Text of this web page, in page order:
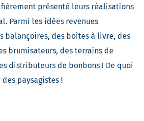
fièrement présenté leurs réalisations
Parmi les idées revenues
balançoires, des boîtes à livre, des
brumisateurs, des terrains de
distributeurs de bonbons ! De quoi
paysagistes !